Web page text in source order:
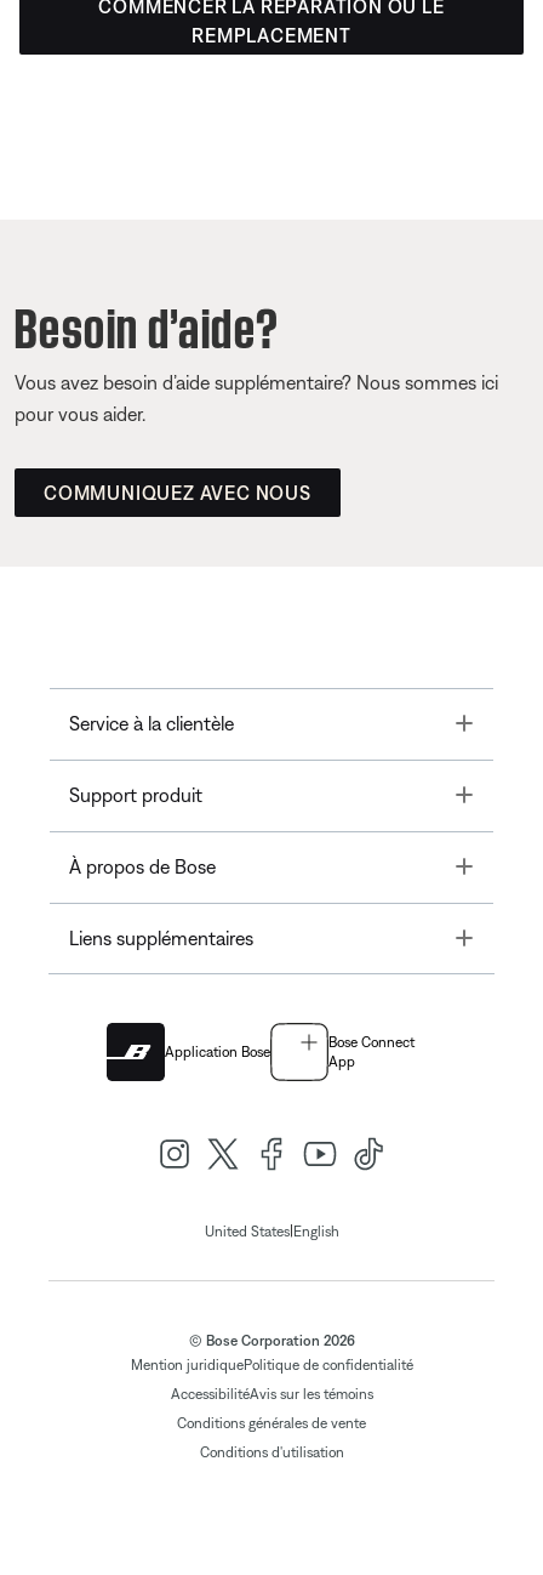
COMMENCER LA RÉPARATION OU LE
REMPLACEMENT
Besoin d’aide?
Vous avez besoin d’aide supplémentaire? Nous sommes ici
pour vous aider.
COMMUNIQUEZ AVEC NOUS
Service à la clientèle Toggle
Support produit Toggle
À propos de Bose Toggle
Liens supplémentaires Toggle
Application Bose
Bose Connect
App
United States| English
© Bose Corporation 2026
Mention juridiquePolitique de confidentialité
AccessibilitéAvis sur les témoins
Conditions générales de vente
Conditions d'utilisation